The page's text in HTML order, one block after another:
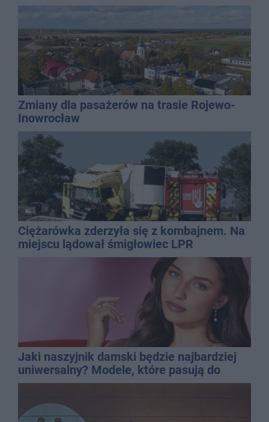
Zmiany dla pasażerów na trasie Rojewo-
Inowrocław
Ciężarówka zderzyła się z kombajnem. Na
miejscu lądował śmigłowiec LPR
Jaki naszyjnik damski będzie najbardziej
uniwersalny? Modele, które pasują do
wielu stylizacji